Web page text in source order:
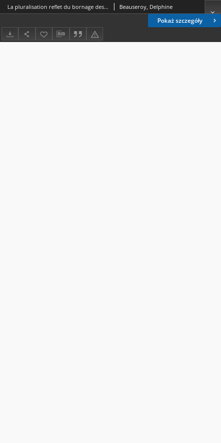
Pokaż szczegóły
La pluralisation reflet du bornage des noms d'affect Beauseroy, Delphine